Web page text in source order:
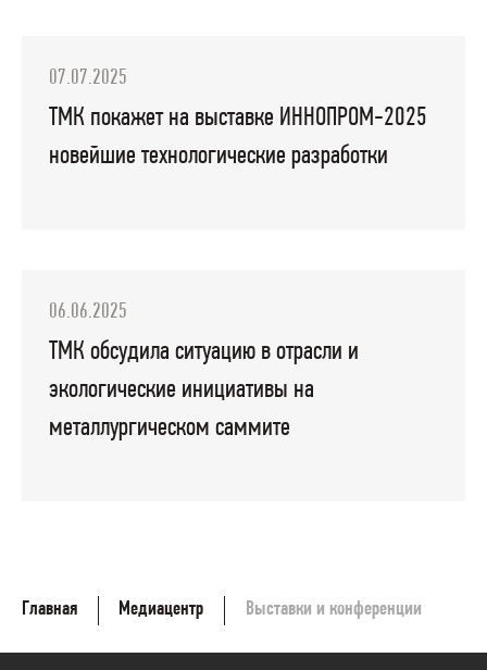
07.07.2025
ТМК покажет на выставке ИННОПРОМ-2025
новейшие технологические разработки
06.06.2025
ТМК обсудила ситуацию в отрасли и
экологические инициативы на
металлургическом саммите
Главная Медиацентр Выставки и конференции